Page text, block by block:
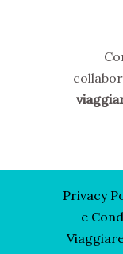
Privacy
e